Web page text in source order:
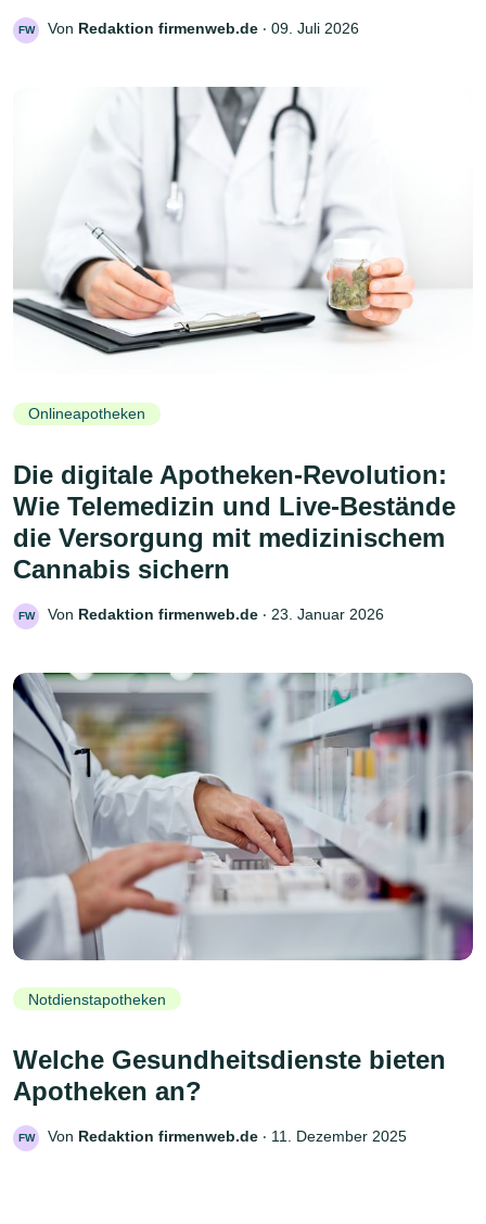
FW Von Redaktion firmenweb.de ‧ 09. Juli 2026
Onlineapotheken
Die digitale Apotheken-Revolution:
Wie Telemedizin und Live-Bestände
die Versorgung mit medizinischem
Cannabis sichern
FW Von Redaktion firmenweb.de ‧ 23. Januar 2026
Notdienstapotheken
Welche Gesundheitsdienste bieten
Apotheken an?
FW Von Redaktion firmenweb.de ‧ 11. Dezember 2025